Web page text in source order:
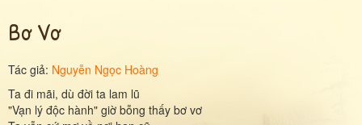
Bơ Vơ
Tác giả: Nguyễn Ngọc Hoàng
Ta đi mãi, dù đời ta lam lũ
"Vạn lý độc hành" giờ bỗng thấy bơ vơ